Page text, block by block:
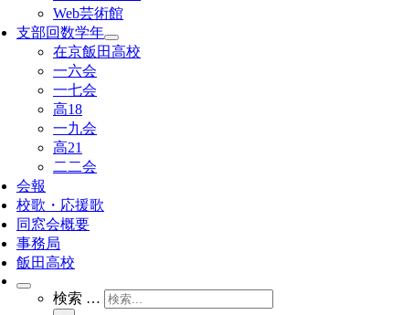
Web芸術館
支部回数学年
在京飯田高校
一六会
一七会
高18
一九会
高21
二二会
会報
校歌・応援歌
同窓会概要
事務局
飯田高校
検索 …